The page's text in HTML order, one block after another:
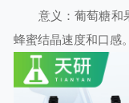
意义：葡萄糖和果
蜂蜜结晶速度和口感。